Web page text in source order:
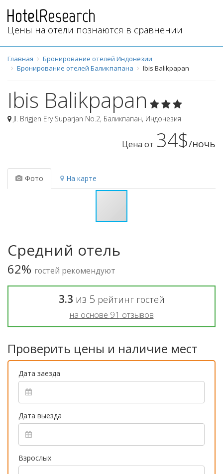
Цены на отели познаются в сравнении
Главная
Бронирование отелей Индонезии
Бронирование отелей Баликпапана
Ibis Balikpapan
Ibis Balikpapan
Jl. Brigjen Ery Suparjan No.2, Баликпапан, Индонезия
Цена от 34$/ночь
Фото На карте
Средний отель
62% гостей рекомендуют
3.3 из 5 рейтинг гостей
на основе 91 отзывов
Проверить цены и наличие мест
Дата заезда
Дата выезда
Взрослых